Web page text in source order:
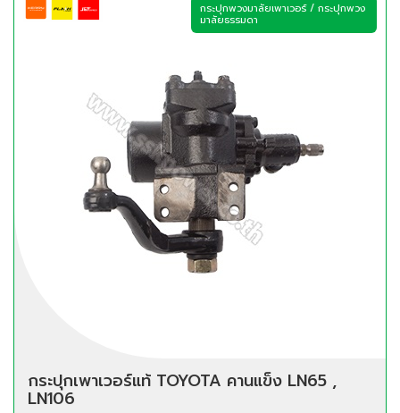
กระปุกพวงมาลัยเพาเวอร์ / กระปุกพวง
มาลัยธรรมดา
กระปุกเพาเวอร์แท้ TOYOTA คานแข็ง LN65 ,
LN106